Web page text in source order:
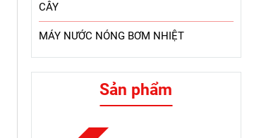
CÂY
MÁY NƯỚC NÓNG BƠM NHIỆT
Sản phẩm